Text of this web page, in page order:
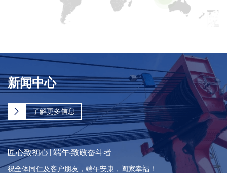
新闻中心
了解更多信息
匠心致初心 | 端午·致敬奋斗者
祝全体同仁及客户朋友，端午安康，阖家幸福！